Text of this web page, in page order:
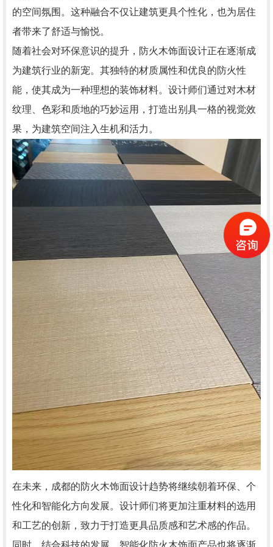
的空间氛围。这种融合不仅让建筑更具个性化，也为居住
者带来了舒适与愉悦。
随着社会对环保意识的提升，防火木饰面设计正在逐渐成
为建筑行业的新宠。其独特的材质属性和优良的防火性
能，使其成为一种理想的装饰材料。设计师们通过对木材
纹理、色彩和质地的巧妙运用，打造出别具一格的视觉效
果，为建筑空间注入生机和活力。
在未来，成都的防火木饰面设计趋势将继续朝着环保、个
性化和智能化方向发展。设计师们将更加注重材料的选用
和工艺的创新，致力于打造更具品质感和艺术感的作品。
同时，结合科技的发展，智能化防火木饰面产品也将逐渐